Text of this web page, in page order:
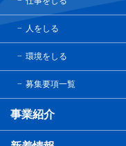
人をしる
環境をしる
募集要項一覧
事業紹介